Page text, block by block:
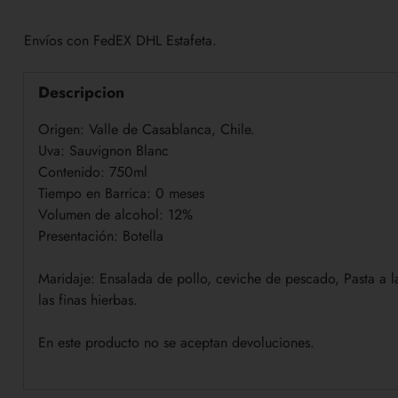
Envíos con FedEX DHL Estafeta.
Descripcion
Origen: Valle de Casablanca, Chile.
Uva: Sauvignon Blanc
Contenido: 750ml
Tiempo en Barrica: 0 meses
Volumen de alcohol: 12%
Presentación: Botella
Maridaje: Ensalada de pollo, ceviche de pescado, Pasta a
las finas hierbas.
En este producto no se aceptan devoluciones.